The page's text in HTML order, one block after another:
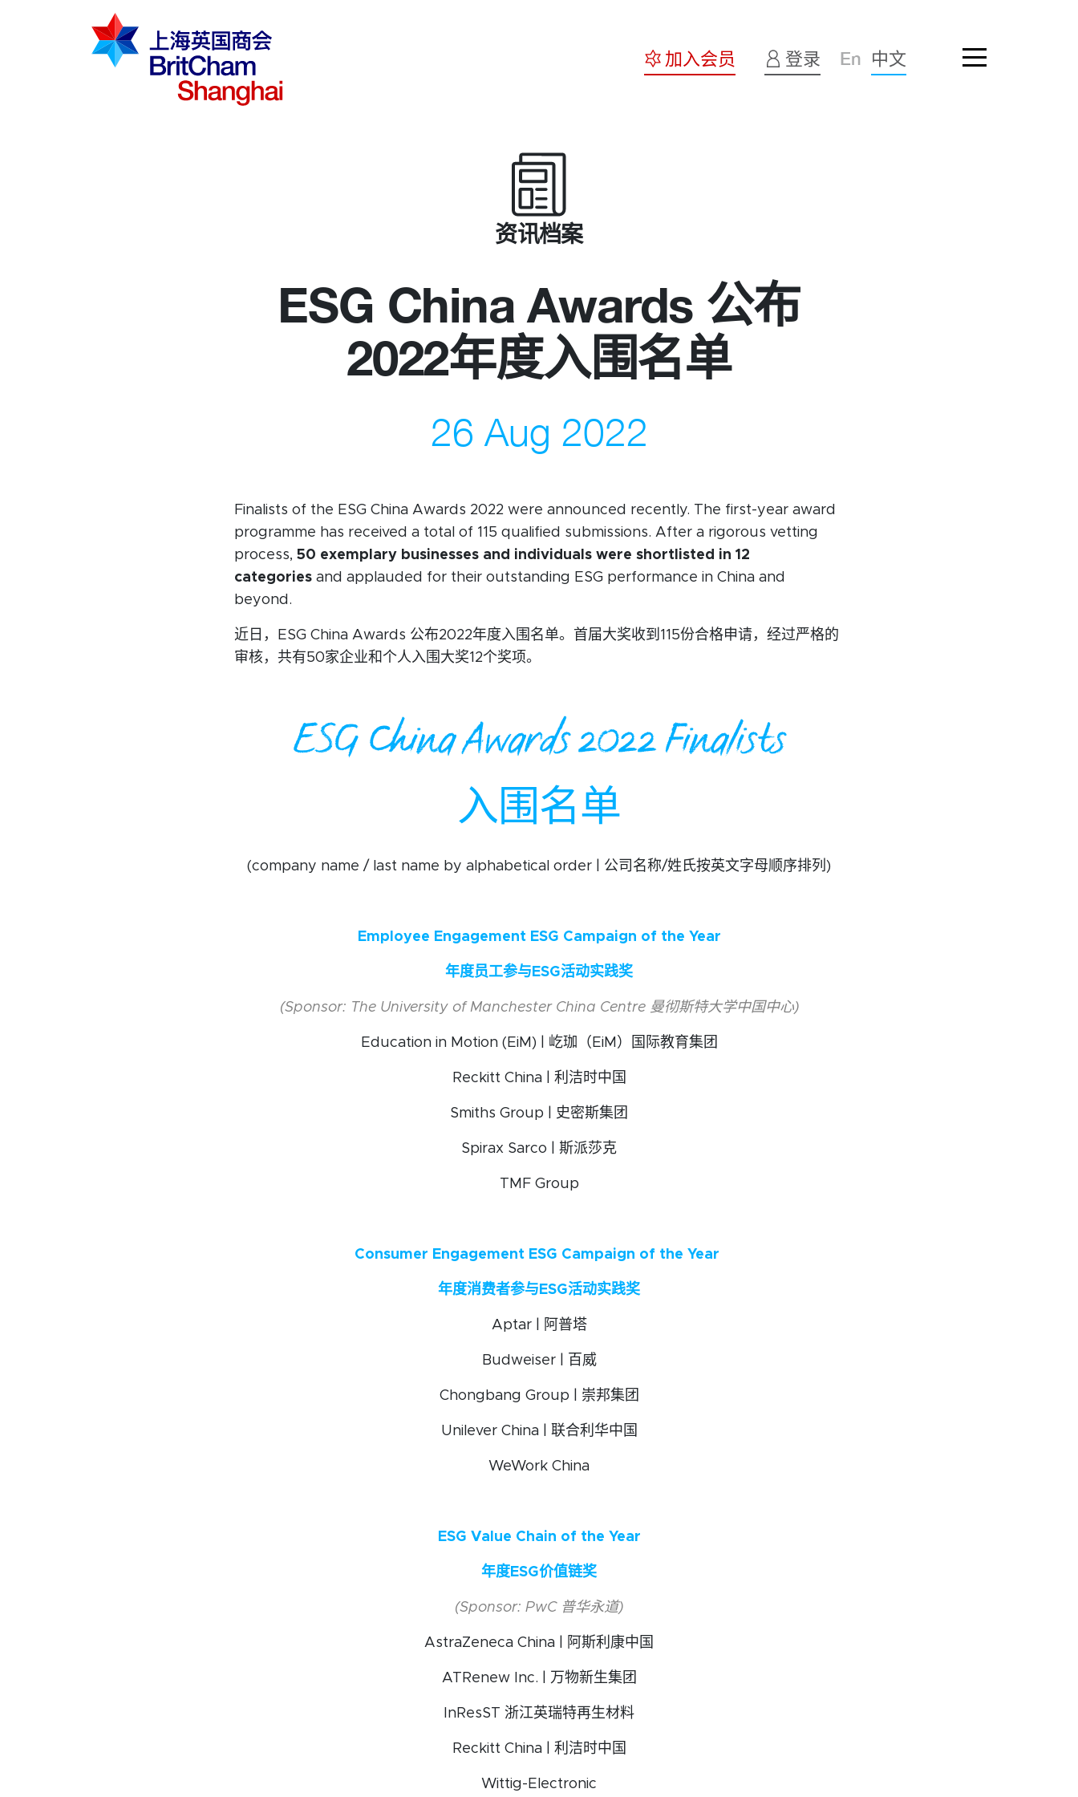
倡导建议
赞助
订阅周报
微信
Live Lounge
加入会员 登录 En 中文
资讯档案
ESG China Awards 公布
2022年度入围名单
26 Aug 2022
Finalists of the ESG China Awards 2022 were announced recently. The first-year award
programme has received a total of 115 qualified submissions. After a rigorous vetting
process, 50 exemplary businesses and individuals were shortlisted in 12
categories and applauded for their outstanding ESG performance in China and
beyond.
近日，ESG China Awards 公布2022年度入围名单。首届大奖收到115份合格申请，经过严格的
审核，共有50家企业和个人入围大奖12个奖项。
ESG China Awards 2022 Finalists
入围名单
(company name / last name by alphabetical order | 公司名称/姓氏按英文字母顺序排列)
Employee Engagement ESG Campaign of the Year
年度员工参与ESG活动实践奖
(Sponsor: The University of Manchester China Centre 曼彻斯特大学中国中心)
Education in Motion (EiM) | 屹珈（EiM）国际教育集团
Reckitt China | 利洁时中国
Smiths Group | 史密斯集团
Spirax Sarco | 斯派莎克
TMF Group
Consumer Engagement ESG Campaign of the Year
年度消费者参与ESG活动实践奖
Aptar | 阿普塔
Budweiser | 百威
Chongbang Group | 崇邦集团
Unilever China | 联合利华中国
WeWork China
ESG Value Chain of the Year
年度ESG价值链奖
(Sponsor: PwC 普华永道)
AstraZeneca China | 阿斯利康中国
ATRenew Inc. | 万物新生集团
InResST 浙江英瑞特再生材料
Reckitt China | 利洁时中国
Wittig-Electronic